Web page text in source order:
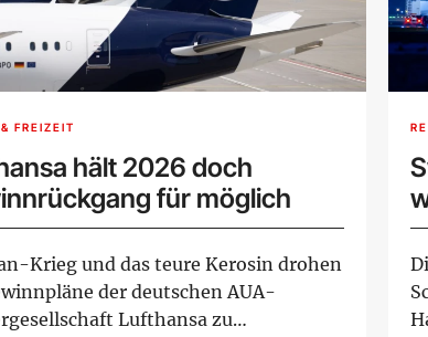
FREIZEIT
hält 2026 doch
für möglich
Krieg und das teure Kerosin drohen
der deutschen AUA-
Lufthansa zu